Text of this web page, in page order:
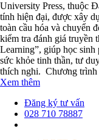
University Press, thuộc
tính hiện đại, được xây
toàn cầu hóa và chuyển
kiểm tra đánh giá truyền
Learning”, giúp học sinh
sức khỏe tinh thần, tư
thích nghi. Chương
Xem thêm
Đăng ký tư vấn
028 710 78887